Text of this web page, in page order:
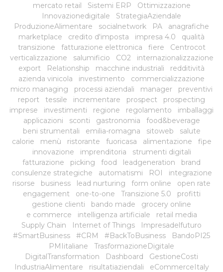
mercato retail
Sistemi ERP
Ottimizzazione
Innovazionedigitale
StrategiaAziendale
ProduzioneAlimentare
socialnetwork PA
anagrafiche
marketplace
credito d'imposta impresa 4.0
qualità
transizione
fatturazione elettronica fiere
Centrocot
verticalizzazione
salumificio CO2
internazionalizzazione
export
Relationship macchine industriali
redditività
azienda vinicola
investimento
commercializzazione
micro managing
processi aziendali manager
preventivi
report
tessile incrementare prospect
prospecting
imprese
investimenti regione regolamento
imballaggi
applicazioni
sconti gastronomia
food&beverage
beni strumentali
emilia-romagna sitoweb
salute
calorie
menù ristorante fuoricasa alimentazione
fipe
innovazione
imprenditoria
strumenti digitali
fatturazione
picking food leadgeneration
brand
consulenze strategiche
automatismi ROI
integrazione
risorse
business lead nurturing form online
open rate
engagement
one-to-one Transizione 5.0
profitti
gestione clienti
bando made
grocery online
e commerce
intelligenza artificiale
retail media
Supply Chain
Internet of Things
Impresadelfuturo
#SmartBusiness
#CRM #BackToBusiness
BandoPI25
PMIitaliane
TrasformazioneDigitale
DigitalTransformation
Dashboard
GestioneCosti
IndustriaAlimentare
risultatiaziendali
eCommerceItaly